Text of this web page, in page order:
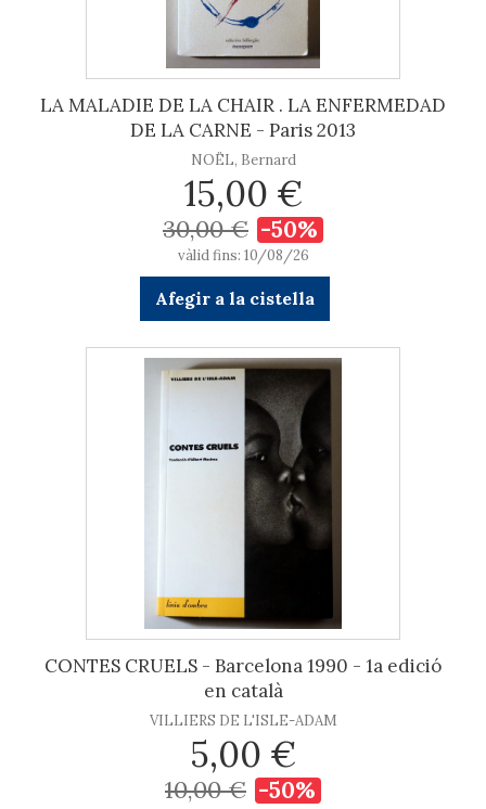
LA MALADIE DE LA CHAIR . LA ENFERMEDAD
DE LA CARNE - Paris 2013
NOËL, Bernard
15,00 €
30,00 € -50%
vàlid fins: 10/08/26
Afegir a la cistella
CONTES CRUELS - Barcelona 1990 - 1a edició
en català
VILLIERS DE L'ISLE-ADAM
5,00 €
10,00 € -50%